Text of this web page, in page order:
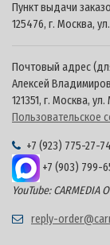
Пункт выдачи
125476, г. Москва,
Почтовый адрес
Алексей
121351, г. Москва,
Пользовательское
+7 (923) 775-27-74
+7 (903) 799-
YouTube: CARMEDIA
reply-